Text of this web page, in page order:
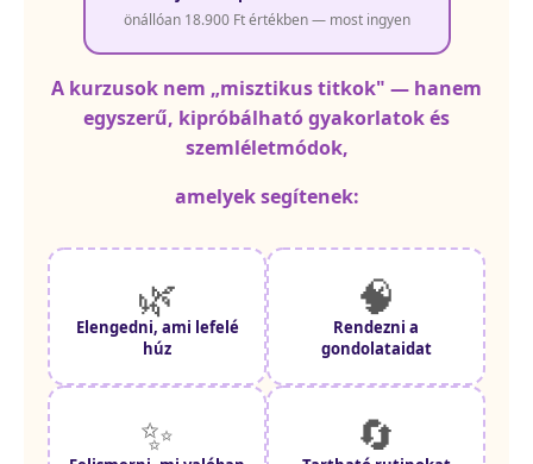
önállóan 18.900 Ft értékben — most ingyen
A kurzusok nem „misztikus titkok" — hanem
egyszerű, kipróbálható gyakorlatok és
szemléletmódok,
amelyek segítenek:
🌿
Elengedni, ami lefelé
húz
🧠
Rendezni a
gondolataidat
✨ 🔄